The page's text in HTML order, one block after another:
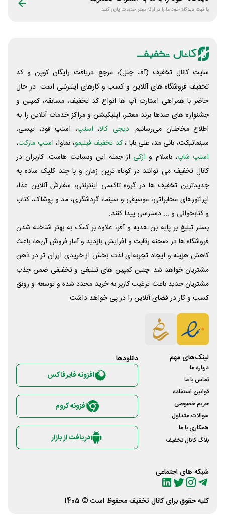
با ثبت دیدگاه خود ما را در ارائه بهتر خدمات یاری کنید
سایت کانال تخفیف (آف چنل)، مرجع دریافت رایگان کوپن و کد
تخفیف فروشگاه های آنلاین و کسب و‌ کارهای اینترنتی است. در حال
حاضر با همراهی استارت آپ ها انواع کد تخفیف، مسابقه، کمپین و
جشنواره های صدها برند معتبر، اپلیکیشن و مراکز خدمات آنلاین را به
اطلاع مخاطبان می‌رسانیم. دیجی کالا، اسنپ، اسنپ فود، تپسی،
سینماتیکت، بانی مد، علی‌ بابا ،کد تخفیف فیلیمو، نماوا، اسنپ مارکت،
اسنپ شاپ، باسلام و ازکی از جمله این وبسایت ‌هاست. کاربران در
کانال تخفیف می توانند در کوتاه ترین زمان و با چند کلیک ساده به
جدیدترین تخفیف ها در گروه تاکسی اینترنتی، سفارش آنلاین غذا،
اپراتورهای مخابراتی، موسیقی و سینما، گردشگری، مد و پوشاک، کتاب
و کتابخوانی و ... دسترسی پیدا کنند.
بستر تبلیغ بر پایه بن هدیه و آفر، علاوه بر کمک به بهتر شناخته شدن
فروشگاه ها در صحنه رقابت و افزایش بازدید و آمار فروش آن‌ها، باعث
کاهش هزینه و ایجاد تجربه‌ای لذت بخش از خریدی ارزان تر در ذهن
مشتریان خواهد شد. چنین کمپین های تبلیغی و تخفیفی ضمن جذب
مشتریان جدید باعث ترغیب کاربر به خرید مجدد شده و توسعه و رونق
کسب و کار در فضای آنلاین را در پی خواهد داشت.
لینک‌های مهم
درباره ما
تماس با ما
قوانین استفاده
حریم خصوصی
سوالات متداول
همکاری با ما
بلاگ کانال تخفیف
شبکه های اجتماعی
دانلود‌ها
افزونه فایرفاکس
افزونه کروم
دریافت از بازار
کلیه حقوق برای کانال تخفیفمحفوظ است © 1405